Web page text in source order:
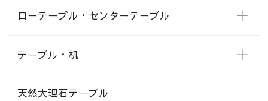
ローテーブル・センターテーブル
テーブル・机
天然大理石テーブル